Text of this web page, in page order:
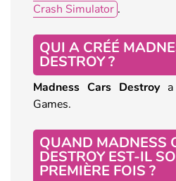
Crash Simulator .
QUI A CRÉÉ
DESTROY ?
Madness Cars Destroya
Games.
QUAND MADNESS
DESTROY EST-IL
PREMIÈRE FOIS ?